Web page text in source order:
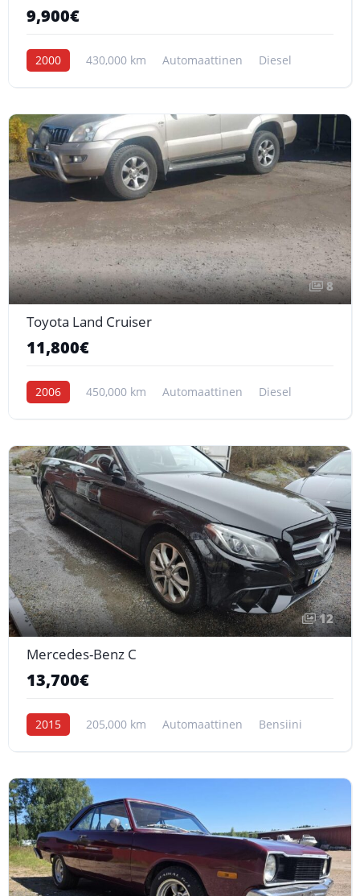
9,900€
2000 430,000 km Automaattinen Diesel
8
Toyota Land Cruiser
11,800€
2006 450,000 km Automaattinen Diesel
12
Mercedes-Benz C
13,700€
2015 205,000 km Automaattinen Bensiini